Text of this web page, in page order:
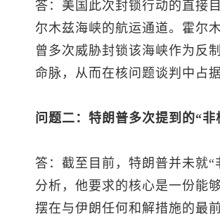
答：美国此次封锁行动的直接
尔木兹海峡的航运通道。霍尔
曾多次威胁封锁该海峡作为反
命脉，从而在核问题谈判中占
问题二：特朗普多次提到的“
答：截至目前，特朗普并未就
分析，他要求的核心是一份能
摆在与伊朗任何和解措施的最